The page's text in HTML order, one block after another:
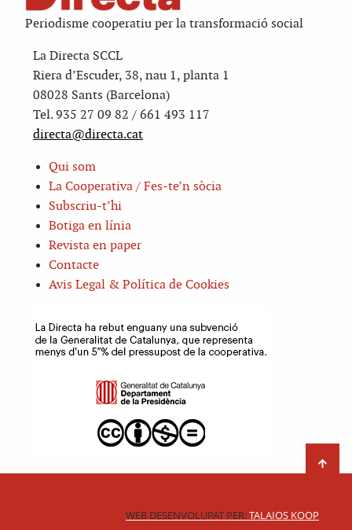
Periodisme cooperatiu per la transformació social
La Directa SCCL
Riera d’Escuder, 38, nau 1, planta 1
08028 Sants (Barcelona)
Tel. 935 27 09 82 / 661 493 117
directa@directa.cat
Qui som
La Cooperativa / Fes-te’n sòcia
Subscriu-t’hi
Botiga en línia
Revista en paper
Contacte
Avis Legal & Política de Cookies
WEB DESENVOLUPAT PER:TALAIOS KOOP